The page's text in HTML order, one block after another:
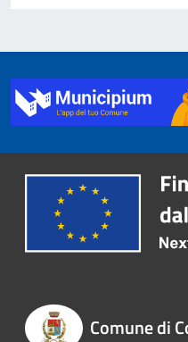
Comune di